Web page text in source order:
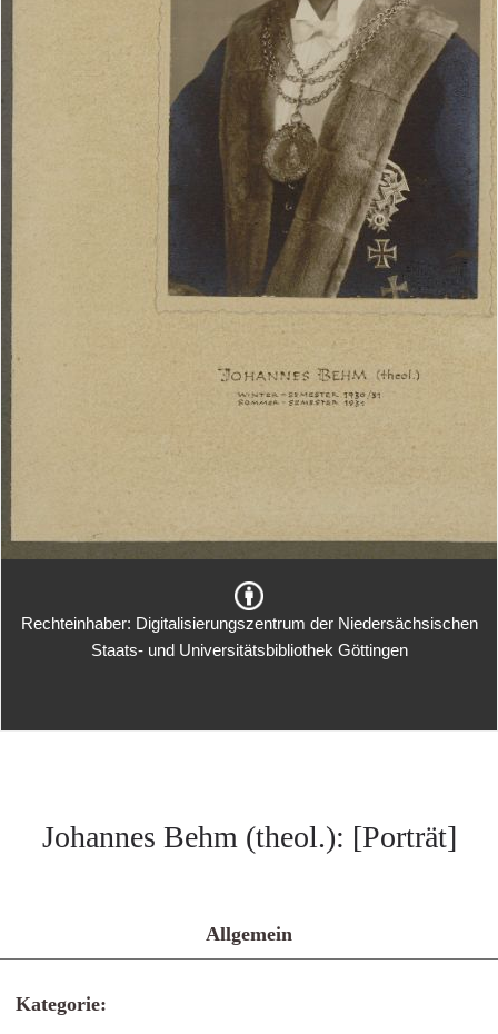
Rechteinhaber: Digitalisierungszentrum der Niedersächsischen
Staats- und Universitätsbibliothek Göttingen
Johannes Behm (theol.): [Porträt]
Allgemein
Kategorie: